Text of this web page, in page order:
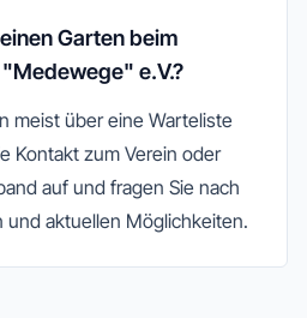
Garten beim
e.V.?
meist über eine Warteliste
Kontakt zum Verein oder
auf und fragen Sie nach
aktuellen Möglichkeiten.